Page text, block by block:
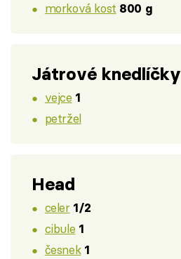
morková kost 800 g
Játrové knedlíčky
vejce 1
petržel
Head
celer 1/2
cibule 1
česnek 1